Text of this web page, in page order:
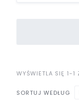
WYŚWIETLA SIĘ 1-1
SORTUJ WEDŁUG